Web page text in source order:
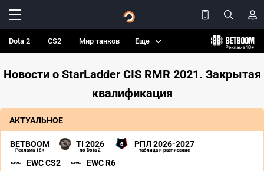
Dota 2 CS2 Мир танков Еще
Новости о StarLadder CIS RMR 2021. Закрытая
квалификация
АКТУАЛЬНОЕ
BETBOOM
Реклама 18+
TI 2026
по Dota 2
РПЛ 2026-2027
таблица и расписание
EWC CS2 EWC R6